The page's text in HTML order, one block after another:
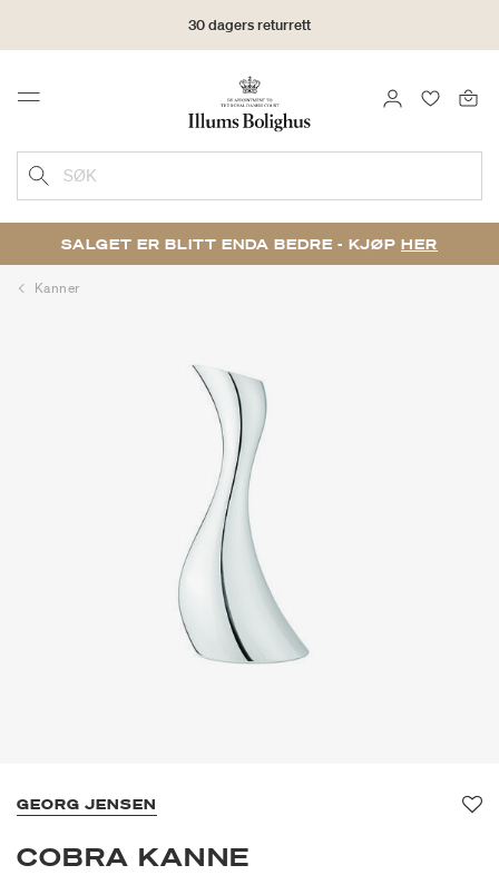
30 dagers returrett
Menu LOGG INN
SØK
SALGET ER BLITT ENDA BEDRE - KJØP HER
Kanner
GEORG JENSEN
COBRA KANNE